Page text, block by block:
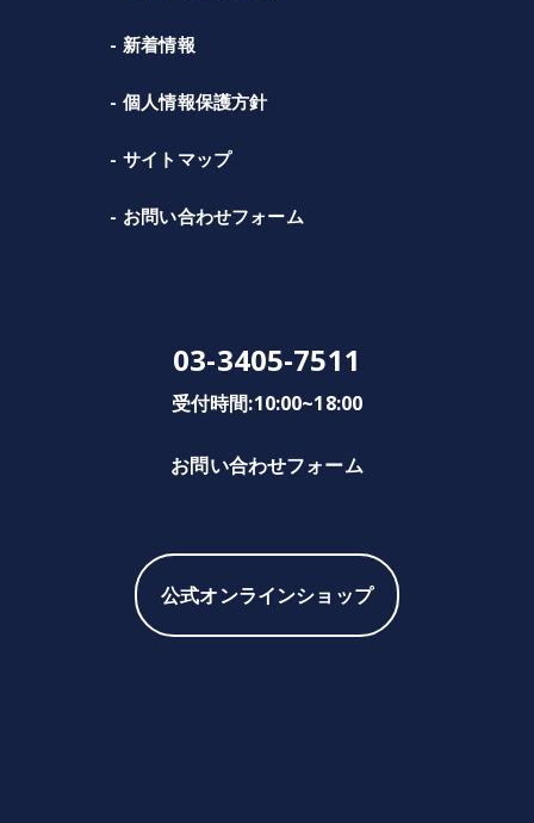
新着情報
個人情報保護方針
サイトマップ
お問い合わせフォーム
03-3405-7511
受付時間:10:00~18:00
お問い合わせフォーム
公式オンラインショップ